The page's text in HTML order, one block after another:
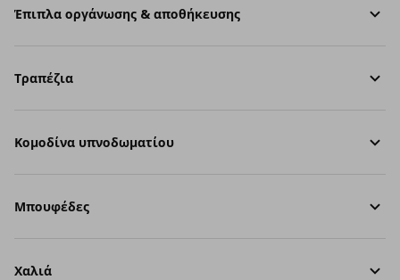
Έπιπλα οργάνωσης & αποθήκευσης
Τραπέζια
Κομοδίνα υπνοδωματίου
Μπουφέδες
Χαλιά